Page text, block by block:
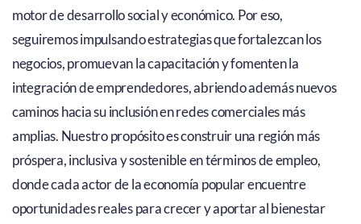
motor de desarrollo social y económico. Por eso,
seguiremos impulsando estrategias que fortalezcan los
negocios, promuevan la capacitación y fomenten la
integración de emprendedores, abriendo además nuevos
caminos hacia su inclusión en redes comerciales más
amplias. Nuestro propósito es construir una región más
próspera, inclusiva y sostenible en términos de empleo,
donde cada actor de la economía popular encuentre
oportunidades reales para crecer y aportar al bienestar